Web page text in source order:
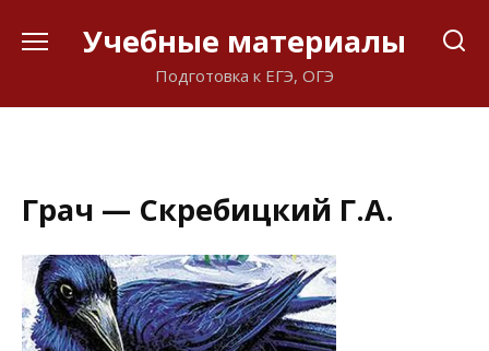
Учебные материалы
Подготовка к ЕГЭ, ОГЭ
Грач — Скребицкий Г.А.